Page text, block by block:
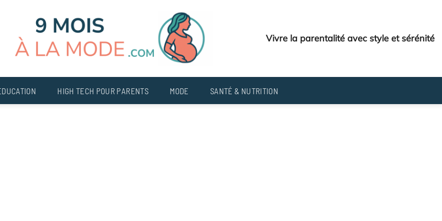
Vivre la parentalité avec style et sérénité
HIGH TECH POUR PARENTS MODE SANTÉ & NUTRITION